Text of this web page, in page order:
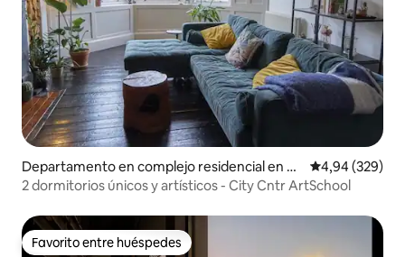
Departamento en complejo residencial en Gl
asgow
Calificación
4,94 (329)
2 dormitorios únicos y artísticos - City Cntr ArtSchool
Favorito entre huéspedes
Favorito entre huéspedes